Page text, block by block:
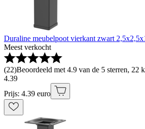
Duraline meubelpoot vierkant zwart
Meest verkocht
(22)Beoordeeld met 4.9 van de 5 sterren, 22
4.39
Prijs: 4.39 euro